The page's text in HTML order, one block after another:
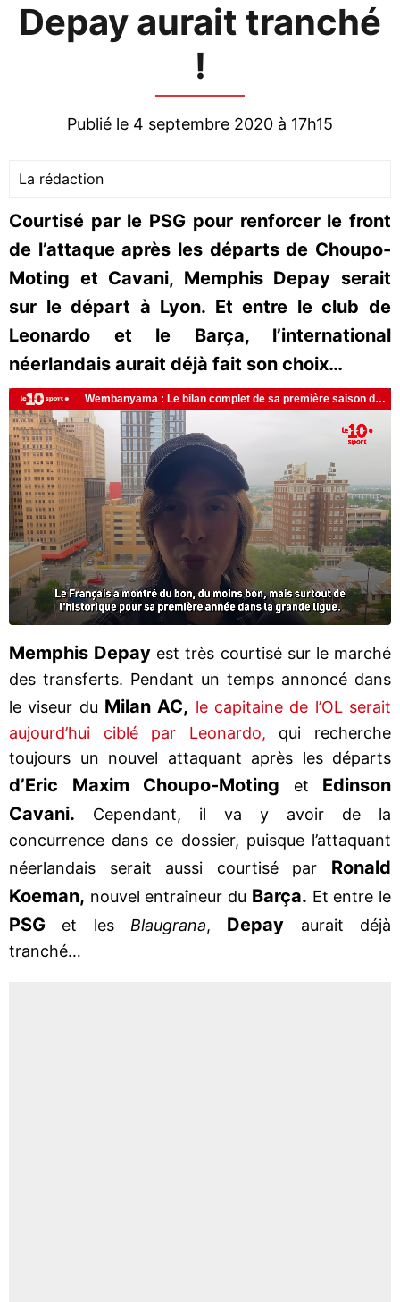
Depay aurait tranché
!
Publié le 4 septembre 2020 à 17h15
La rédaction
Courtisé par le PSG pour renforcer le front
de l’attaque après les départs de Choupo-
Moting et Cavani, Memphis Depay serait
sur le départ à Lyon. Et entre le club de
Leonardo et le Barça, l’international
néerlandais aurait déjà fait son choix…
Memphis Depay est très courtisé sur le marché
des transferts. Pendant un temps annoncé dans
le viseur du Milan AC, le capitaine de l’OL serait
aujourd’hui ciblé par Leonardo, qui recherche
toujours un nouvel attaquant après les départs
d’Eric Maxim Choupo-Moting et Edinson
Cavani. Cependant, il va y avoir de la
concurrence dans ce dossier, puisque l’attaquant
néerlandais serait aussi courtisé par Ronald
Koeman, nouvel entraîneur du Barça. Et entre le
PSG et les Blaugrana, Depay aurait déjà
tranché…